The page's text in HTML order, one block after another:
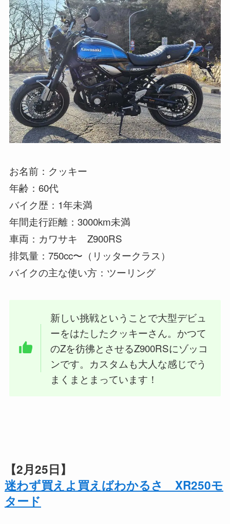
お名前：クッキー
年齢：60代
バイク歴：1年未満
年間走行距離：3000km未満
車両：カワサキ Z900RS
排気量：750cc〜（リッタークラス）
バイクの主な使い方：ツーリング
新しい挑戦ということで大型デビュ
ーをはたしたクッキーさん。かつて
のZを彷彿とさせるZ900RSにゾッコ
ンです。カスタムも大人な感じでう
まくまとまっています！
【2月25日】
迷わず買えよ買えばわかるさ XR250モ
タード